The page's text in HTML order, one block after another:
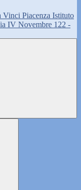
Istituto
IV Novembre 122 -